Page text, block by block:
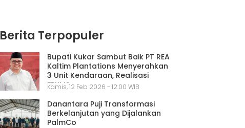
Berita Terpopuler
Bupati Kukar Sambut Baik PT REA
Kaltim Plantations Menyerahkan
3 Unit Kendaraan, Realisasi
FPKMS
Kamis, 12 Feb 2026 - 12:00 WIB
Danantara Puji Transformasi
Berkelanjutan yang Dijalankan
PalmCo